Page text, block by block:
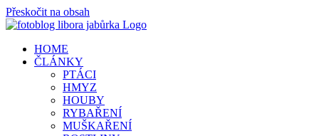
Přeskočit na obsah
HOME
ČLÁNKY
PTÁCI
HMYZ
HOUBY
RYBAŘENÍ
MUŠKAŘENÍ